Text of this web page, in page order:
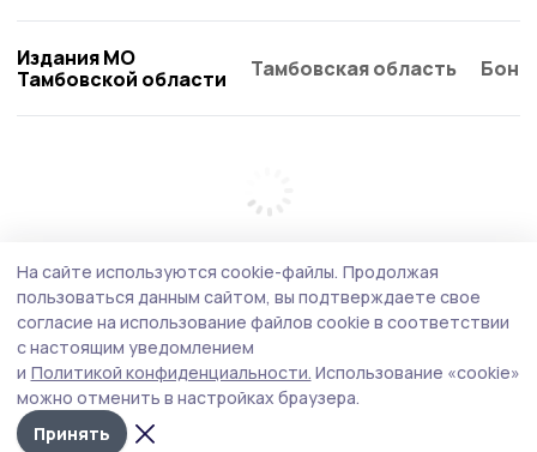
Издания МО
Тамбовской области
Тамбовская область
На сайте используются cookie-файлы. Продолжая
пользоваться данным сайтом, вы подтверждаете свое
согласие на использование файлов cookie в соответствии
с настоящим уведомлением
и Политикой конфиденциальности. Использование «cookie»
можно отменить в настройках браузера.
Принять